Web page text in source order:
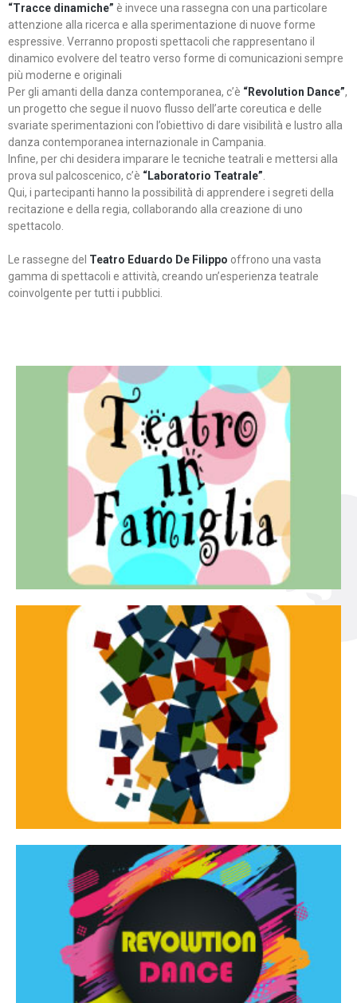
“Tracce dinamiche” è invece una rassegna con una particolare
attenzione alla ricerca e alla sperimentazione di nuove forme
espressive. Verranno proposti spettacoli che rappresentano il
dinamico evolvere del teatro verso forme di comunicazioni sempre
più moderne e originali
Per gli amanti della danza contemporanea, c’è “Revolution Dance”,
un progetto che segue il nuovo flusso dell’arte coreutica e delle
svariate sperimentazioni con l’obiettivo di dare visibilità e lustro alla
danza contemporanea internazionale in Campania.
Infine, per chi desidera imparare le tecniche teatrali e mettersi alla
prova sul palcoscenico, c’è “Laboratorio Teatrale”
Qui, i partecipanti hanno la possibilità di apprendere i segreti della
recitazione e della regia, collaborando alla creazione di uno
spettacolo.
Le rassegne del Teatro Eduardo De Filippo offrono una vasta
gamma di spettacoli e attività, creando un’esperienza teatrale
coinvolgente per tutti i pubblici.
Teatro in famiglia
Teatro In Famiglia è una rassegna di teatro concepita
per far condividere e godere del teatro all’intera
famiglia.
Continua
Tracce dinamiche
Tracce Dinamiche è una rassegna di teatro
d’innovazione e sperimentale.
Continua
Revolution Dance
Rassegna di danza contemporanea – I Edizione